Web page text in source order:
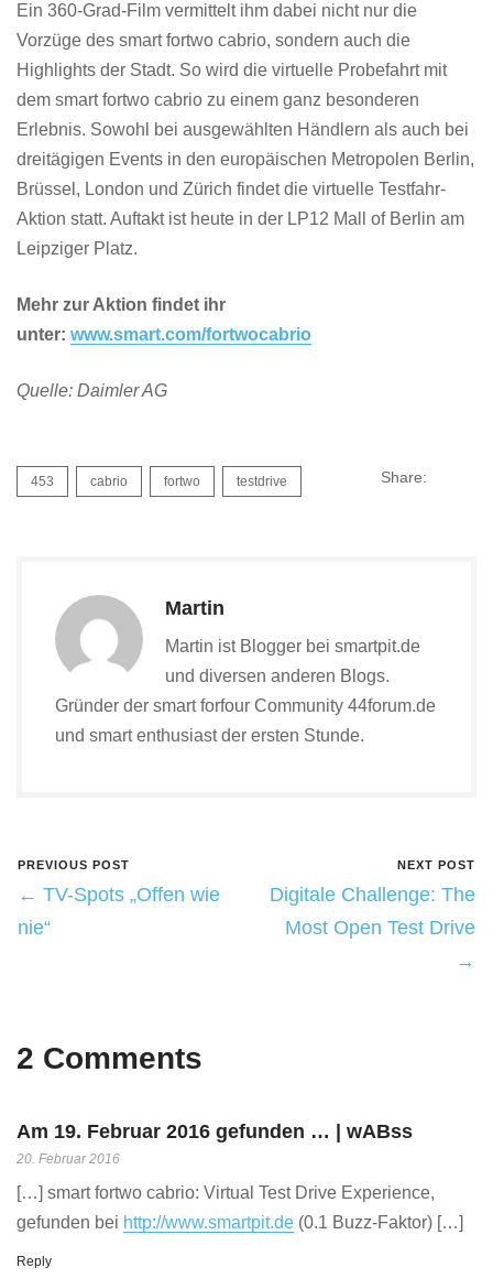
Ein 360-Grad-Film vermittelt ihm dabei nicht nur die
Vorzüge des smart fortwo cabrio, sondern auch die
Highlights der Stadt. So wird die virtuelle Probefahrt mit
dem smart fortwo cabrio zu einem ganz besonderen
Erlebnis. Sowohl bei ausgewählten Händlern als auch bei
dreitägigen Events in den europäischen Metropolen Berlin,
Brüssel, London und Zürich findet die virtuelle Testfahr-
Aktion statt. Auftakt ist heute in der LP12 Mall of Berlin am
Leipziger Platz.
Mehr zur Aktion findet ihr
unter: www.smart.com/fortwocabrio
Quelle: Daimler AG
453 cabrio fortwo testdrive Share:
Martin
Martin ist Blogger bei smartpit.de
und diversen anderen Blogs.
Gründer der smart forfour Community 44forum.de
und smart enthusiast der ersten Stunde.
PREVIOUS POST
← TV-Spots „Offen wie
nie“
NEXT POST
Digitale Challenge: The
Most Open Test Drive
→
2 Comments
Am 19. Februar 2016 gefunden … | wABss
20. Februar 2016
[…] smart fortwo cabrio: Virtual Test Drive Experience,
gefunden bei http://www.smartpit.de (0.1 Buzz-Faktor) […]
Reply